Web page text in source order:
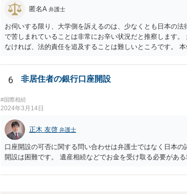
匿名A 弁護士
お伺いする限り、大学側を訴えるのは、少なくとも日本の
で苦しまれていることは非常にお辛い状況だと推察します
なければ、法的責任を追及することは難しいところです。
ます。 そうなると、大学側で、第一発見者になってしまっ
このスタッフ等から対応を拒否されたということへの責任
後は、一連の経緯の中で、現地法で裁判管轄が認められ、
6 非居住者の銀行口座開設
#国際相続
2024年3月14日
正木 友啓 弁護士
口座開設の可否に関する問い合わせは弁護士ではなく日本
開設は困難です。 遺産相続などでお金を受け取る必要があ